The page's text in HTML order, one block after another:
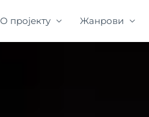
О пројекту Жанрови